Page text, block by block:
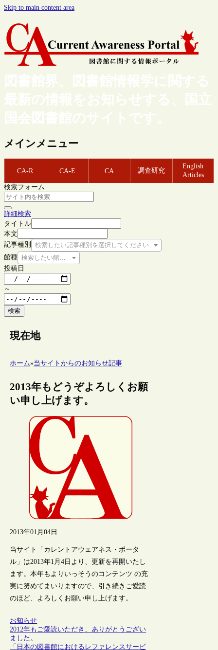
Skip to main content area
図書館界、図書館情報学に関する
最新の情報をお知らせする、国立
国会図書館のサイトです。
メインメニュー
CA-R CA-E CA 調査研究
English
Articles
検索フォーム
詳細検索
タイトル
本文
記事種別
検索したい記事種別を選択してください
館種 検索したい館種を選択してください
投稿日
～
検索
現在地
ホーム»当サイトからのお知らせ記事
2013年もどうぞよろしくお願
い申し上げます。
2013年01月04日
当サイト「カレントアウェアネス・ポータ
ル」は2013年1月4日より、更新を再開いたし
ます。本年もよりいっそうのコンテンツ の充
実に努めてまいりますので、引き続きご愛読
のほど、よろしくお願い申し上げます。
お知らせ
2012年もご愛読いただき、ありがとうござい
ました。
「日本の図書館におけるレファレンスサービ